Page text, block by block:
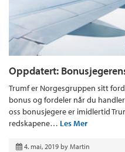
Oppdatert:
Trumf er Norgesgruppen sitt
bonus og fordeler når du
oss bonusjegere er imidlertid
redskapene… Les Mer
4. mai, 2019 by Martin